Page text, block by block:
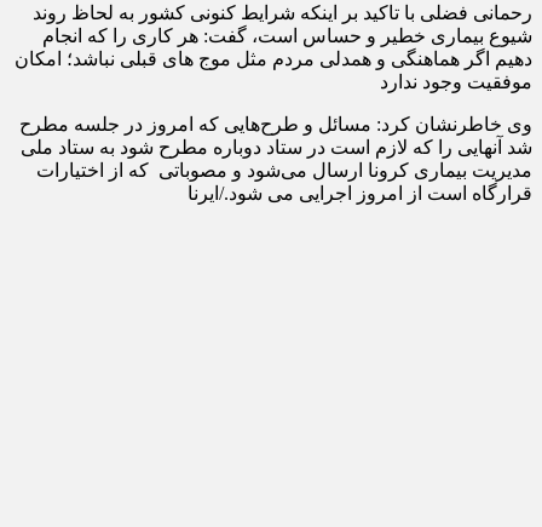
رحمانی فضلی با تاکید بر اینکه شرایط کنونی کشور به لحاظ روند
شیوع بیماری خطیر و حساس است، گفت: هر کاری را که انجام
دهیم اگر هماهنگی و همدلی مردم مثل موج های قبلی نباشد؛ امکان
موفقیت وجود ندارد
وی خاطرنشان کرد: مسائل و طرح‌هایی که امروز در جلسه مطرح
شد آنهایی را که لازم است در ستاد دوباره مطرح شود به ستاد ملی
مدیریت بیماری کرونا ارسال می‌شود و مصوباتی که از اختیارات
قرارگاه است از امروز اجرایی می شود./ایرنا